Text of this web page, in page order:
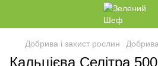
Добрива і захист рослин
Кальцієва Селітра